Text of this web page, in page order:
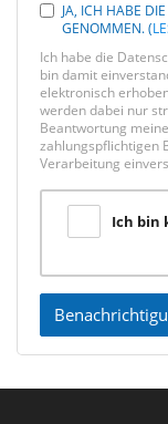
JA, ICH HABE
GENOMMEN.(
Ich habe die
bin damit
elektronisch
werden dabei nur
Beantwortung
zahlungspflichtigen
Verarbeitung
Ich bin